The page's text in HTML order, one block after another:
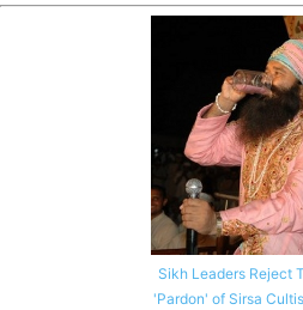
Sikh Leaders Reject
'Pardon' of Sirsa